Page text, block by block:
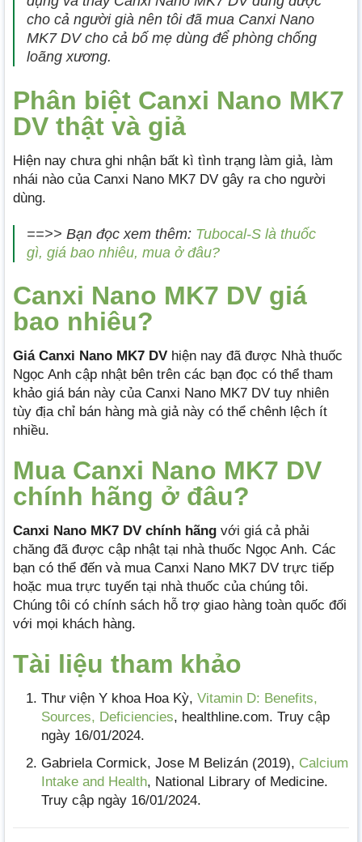
cho cả người già nên tôi đã mua Canxi Nano
MK7 DV cho cả bố mẹ dùng để phòng chống
loãng xương.
Phân biệt Canxi Nano MK7
DV thật và giả
Hiện nay chưa ghi nhận bất kì tình trạng làm giả, làm
nhái nào của Canxi Nano MK7 DV gây ra cho người
dùng.
==>> Bạn đọc xem thêm: Tubocal-S là thuốc
gì, giá bao nhiêu, mua ở đâu?
Canxi Nano MK7 DV giá
bao nhiêu?
Giá Canxi Nano MK7 DV hiện nay đã được Nhà thuốc
Ngọc Anh cập nhật bên trên các bạn đọc có thể tham
khảo giá bán này của Canxi Nano MK7 DV tuy nhiên
tùy địa chỉ bán hàng mà giả này có thể chênh lệch ít
nhiều.
Mua Canxi Nano MK7 DV
chính hãng ở đâu?
Canxi Nano MK7 DV chính hãng với giá cả phải
chăng đã được cập nhật tại nhà thuốc Ngọc Anh. Các
bạn có thể đến và mua Canxi Nano MK7 DV trực tiếp
hoặc mua trực tuyến tại nhà thuốc của chúng tôi.
Chúng tôi có chính sách hỗ trợ giao hàng toàn quốc đối
với mọi khách hàng.
Tài liệu tham khảo
Thư viện Y khoa Hoa Kỳ, Vitamin D: Benefits,
Sources, Deficiencies, healthline.com. Truy cập
ngày 16/01/2024.
Gabriela Cormick, Jose M Belizán (2019), Calcium
Intake and Health, National Library of Medicine.
Truy cập ngày 16/01/2024.